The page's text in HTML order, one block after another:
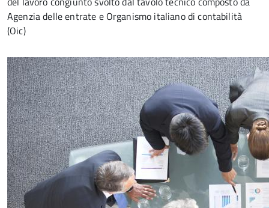
Agenzia delle entrate e Organismo italiano di contabilità
(Oic)